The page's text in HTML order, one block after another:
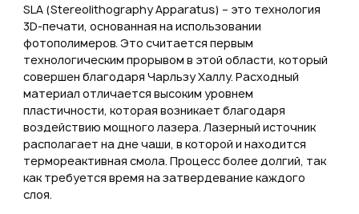
SLA (Stereolithography Apparatus) – это технология
3D-печати, основанная на использовании
фотополимеров. Это считается первым
технологическим прорывом в этой области, который
совершен благодаря Чарльзу Халлу. Расходный
материал отличается высоким уровнем
пластичности, которая возникает благодаря
воздействию мощного лазера. Лазерный источник
располагает на дне чаши, в которой и находится
термореактивная смола. Процесс более долгий, так
как требуется время на затвердевание каждого
слоя.